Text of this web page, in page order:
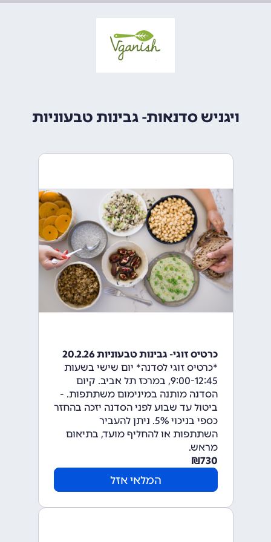
ויגניש סדנאות- גבינות טבעוניות
כרטיס זוגי- גבינות טבעוניות 20.2.26
*כרטיס זוגי לסדנה* יום שישי בשעות
9:00-12:45, במרכז תל אביב. קיום
הסדנה מותנה במינימום משתתפות. -
ביטול עד שבוע לפני הסדנה יזכה בהחזר
כספי בניכוי 5%. ניתן להעביר
השתתפות או להחליף מועד, בתיאום
מראש.
730
₪
המלאי אזל